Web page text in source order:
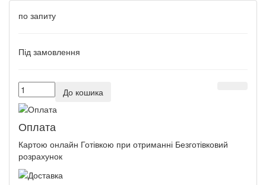
по запиту
Під замовлення
До кошика
Оплата
Картою онлайн Готівкою при отриманні Безготівковий
розрахунок